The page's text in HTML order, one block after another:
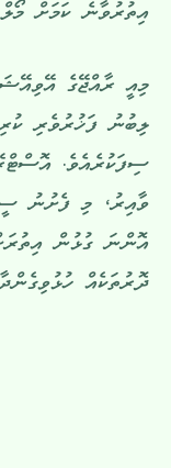
އިތުރުވާނެ ކަމަށް
މިއީ ރާއްޖޭގެ
ލިބުނު ފަޚުރުވެރި
ސިފަކުރެއެވެ.
ވާއިރު، މި ފެށުނު
އޮންނަ ގުޅުން
ދޮރުތަކެއް